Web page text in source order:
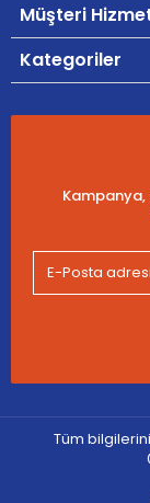
Müşteri
Kategoriler
Tüm